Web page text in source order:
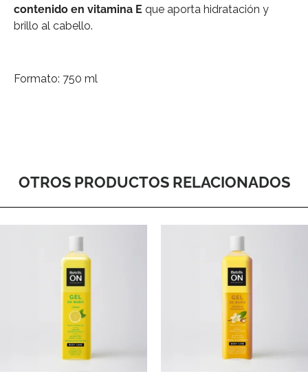
contenido en vitamina E que aporta hidratación y
brillo al cabello.
Formato: 750 ml
OTROS PRODUCTOS RELACIONADOS